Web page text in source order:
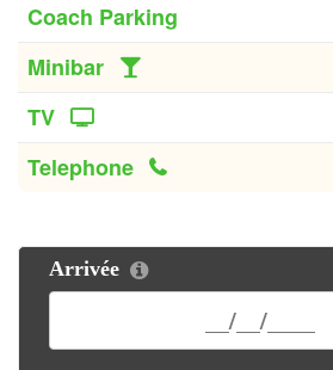
Coach Parking
Minibar
TV
Telephone
Arrivée